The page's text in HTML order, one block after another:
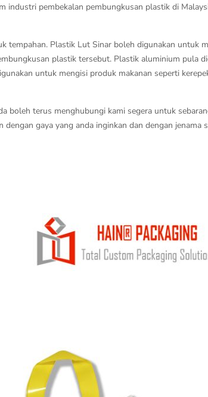
industri pembekalan pembungkusan plastik di
tempahan. Plastik Lut Sinar boleh digunakan untuk
plastik tersebut. Plastik aluminium pula
untuk mengisi produk makanan seperti
boleh terus menghubungi kami segera untuk
gaya yang anda inginkan dan dengan jenama